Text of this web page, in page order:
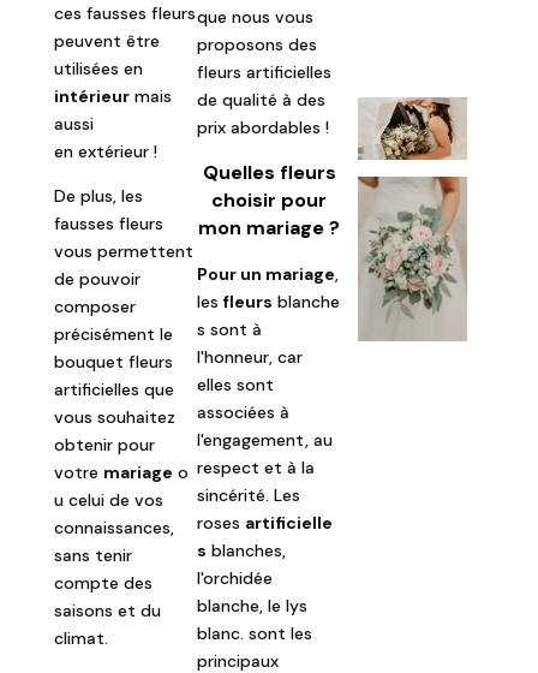
ces fausses fleurs
peuvent être
utilisées en
intérieurmais
aussi
en extérieur !
De plus, les
fausses fleurs
vous permettent
de pouvoir
composer
précisément le
bouquet fleurs
artificielles que
vous souhaitez
obtenir pour
votre mariage o
u celui de vos
connaissances,
sans tenir
compte des
saisons et du
climat.
que nous vous
proposons des
fleurs artificielles
de qualité à des
prix abordables !
Quelles fleurs
choisir pour
mon mariage ?
Pour un mariage,
lesfleurs blanche
s sont à
l'honneur, car
elles sont
associées à
l'engagement, au
respect et à la
sincérité. Les
roses artificielle
s blanches,
l'orchidée
blanche, le lys
blanc. sont les
principaux